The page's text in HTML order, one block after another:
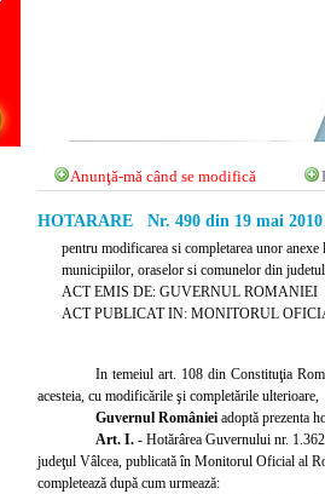
Anunţă-mă când se modifică
HOTARARE Nr. 490 din 19 mai 2010
pentru modificarea si completarea unor
municipiilor, oraselor si comunelor din
ACT EMIS DE: GUVERNUL ROMANIEI
ACT PUBLICAT IN: MONITORUL
In temeiul art. 108 din Constituţia
acesteia, cu modificările şi completările ulterioare,
Guvernul României adoptă prezenta
Art. I. - Hotărârea Guvernului nr.
judeţul Vâlcea, publicată în Monitorul Oficial al
completează după cum urmează: